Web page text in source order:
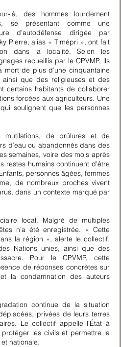
là, des hommes lourdement
se présentant comme une
d’autodéfense dirigée par
Pierre, alias « Timépri », ont fait
dans la localité. Selon les
recueillis par le CPVMP, ils
mort de plus d’une cinquantaine
que des religieuses et des
certains habitants de collaborer
forcées aux agriculteurs. Une
soulignent que les personnes
mutilations, de brûlures et de
d’eau ou abandonnés dans des
semaines, voire des mois après
humains continuent d’être
personnes âgées, femmes
de nombreux proches vivent
dans un contexte marqué par
local. Malgré de multiples
n’a été enregistrée. « Cette
la région », alerte le collectif.
Nations unies, ainsi que des
Pour le CPVMP, cette
de réponses concrètes sur
la condamnation des auteurs
continue de la situation
privées de leurs terres
Le collectif appelle l’État à
les civils et permettre la
nationale.